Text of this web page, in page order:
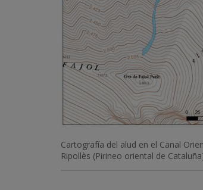
Cartografía del alud en el Canal
Ripollès (Pirineo oriental de